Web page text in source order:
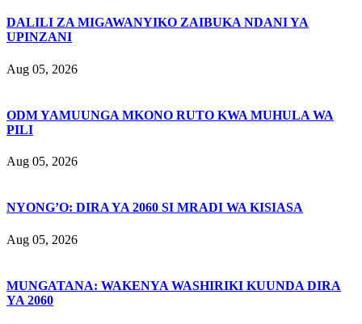
DALILI ZA MIGAWANYIKO ZAIBUKA NDANI YA
UPINZANI
Aug 05, 2026
ODM YAMUUNGA MKONO RUTO KWA MUHULA WA
PILI
Aug 05, 2026
NYONG’O: DIRA YA 2060 SI MRADI WA KISIASA
Aug 05, 2026
MUNGATANA: WAKENYA WASHIRIKI KUUNDA DIRA
YA 2060